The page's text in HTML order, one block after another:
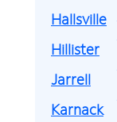
Hallsville
Hillister
Jarrell
Karnack